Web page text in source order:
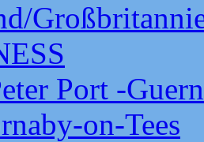
Port -
on-Tees